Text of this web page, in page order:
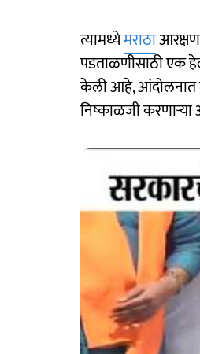
त्यामध्येमराठा
पडताळणीसाठी एक
केली आहे, आंदोलनात
निष्काळजी